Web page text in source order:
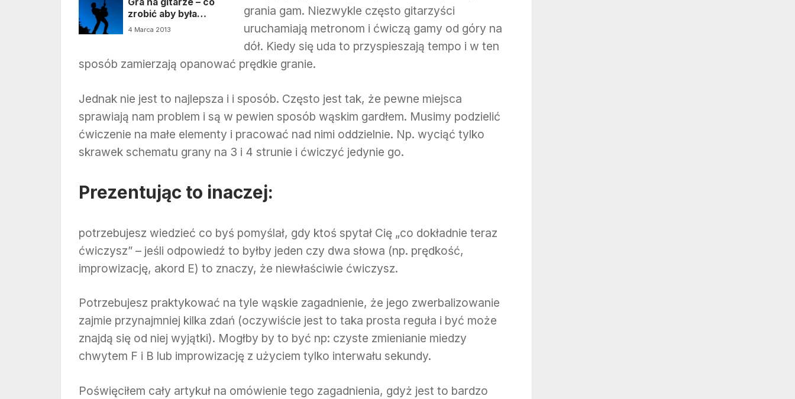
zrobić aby była
łatwiejsza?
4 Marca 2013
grania gam. Niezwykle często gitarzyści
uruchamiają metronom i ćwiczą gamy od góry na
dół. Kiedy się uda to przyspieszają tempo i w ten
sposób zamierzają opanować prędkie granie.
Jednak nie jest to najlepsza i i sposób. Często jest tak, że pewne miejsca
sprawiają nam problem i są w pewien sposób wąskim gardłem. Musimy podzielić
ćwiczenie na małe elementy i pracować nad nimi oddzielnie. Np. wyciąć tylko
skrawek schematu grany na 3 i 4 strunie i ćwiczyć jedynie go.
Prezentując to inaczej:
potrzebujesz wiedzieć co byś pomyślał, gdy ktoś spytał Cię „co dokładnie teraz
ćwiczysz” – jeśli odpowiedź to byłby jeden czy dwa słowa (np. prędkość,
improwizację, akord E) to znaczy, że niewłaściwie ćwiczysz.
Potrzebujesz praktykować na tyle wąskie zagadnienie, że jego zwerbalizowanie
zajmie przynajmniej kilka zdań (oczywiście jest to taka prosta reguła i być może
znajdą się od niej wyjątki). Mogłby by to być np: czyste zmienianie miedzy
chwytem F i B lub improwizację z użyciem tylko interwału sekundy.
Poświęciłem cały artykuł na omówienie tego zagadnienia, gdyż jest to bardzo